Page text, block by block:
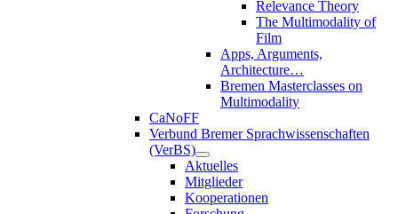
Relevance Theory
The Multimodality of
Film
Apps, Arguments,
Architecture…
Bremen Masterclasses on
Multimodality
CaNoFF
Verbund Bremer Sprachwissenschaften
(VerBS)
Aktuelles
Mitglieder
Kooperationen